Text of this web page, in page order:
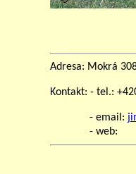
Adresa: Mokrá
Kontakt: - tel.:
- email:
- web: